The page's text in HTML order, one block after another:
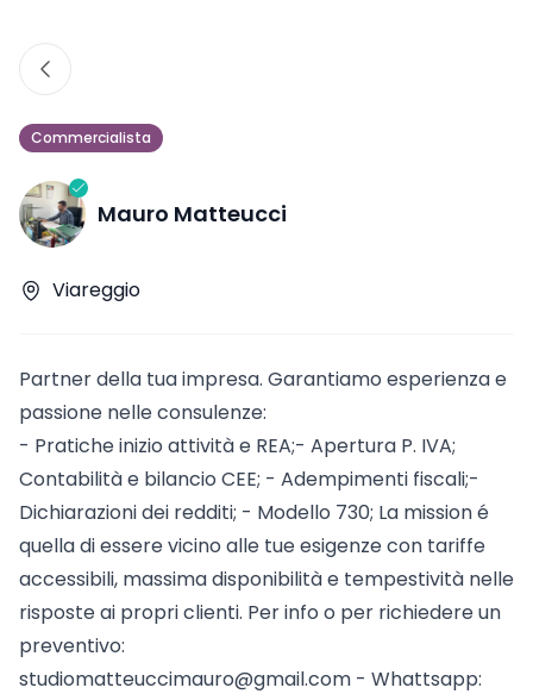
Commercialista
Mauro Matteucci
Viareggio
Partner della tua impresa. Garantiamo esperienza e
passione nelle consulenze:
- Pratiche inizio attività e REA;- Apertura P. IVA;
Contabilità e bilancio CEE; - Adempimenti fiscali;-
Dichiarazioni dei redditi; - Modello 730; La mission é
quella di essere vicino alle tue esigenze con tariffe
accessibili, massima disponibilità e tempestività nelle
risposte ai propri clienti. Per info o per richiedere un
preventivo:
studiomatteuccimauro@gmail.com - Whattsapp: